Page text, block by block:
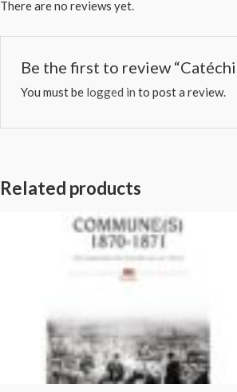
There are no reviews yet.
Be the first to review
You must be logged in to post a review.
Related products